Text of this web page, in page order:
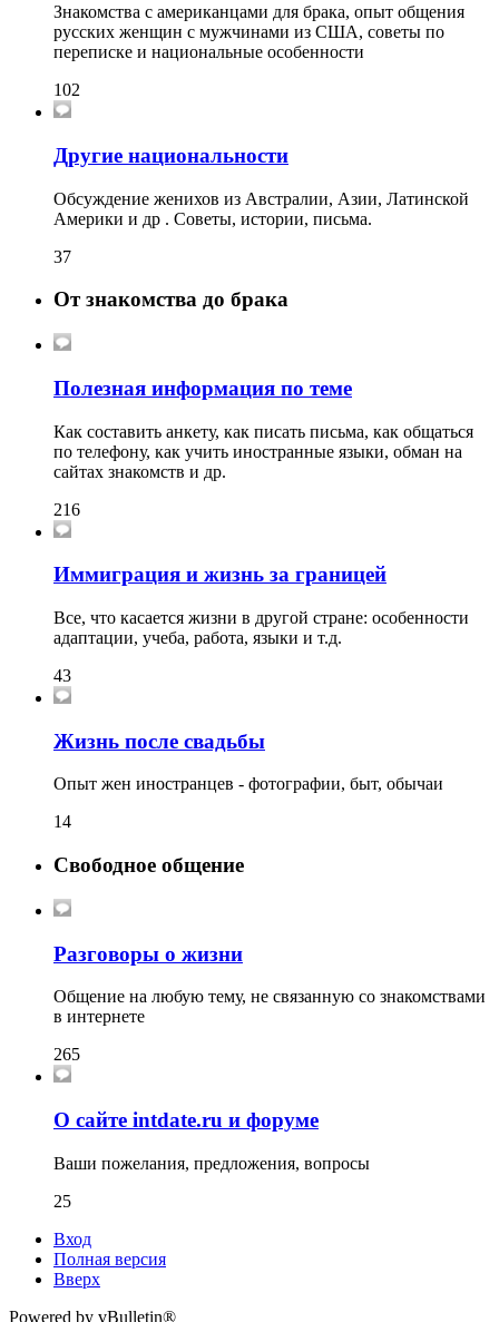
Знакомства с американцами для брака, опыт общения
русских женщин с мужчинами из США, советы по
переписке и национальные особенности
102
Другие национальности
Обсуждение женихов из Австралии, Азии, Латинской
Америки и др . Советы, истории, письма.
37
От знакомства до брака
Полезная информация по теме
Как составить анкету, как писать письма, как общаться
по телефону, как учить иностранные языки, обман на
сайтах знакомств и др.
216
Иммиграция и жизнь за границей
Все, что касается жизни в другой стране: особенности
адаптации, учеба, работа, языки и т.д.
43
Жизнь после свадьбы
Опыт жен иностранцев - фотографии, быт, обычаи
14
Свободное общение
Разговоры о жизни
Общение на любую тему, не связанную со знакомствами
в интернете
265
О сайте intdate.ru и форуме
Ваши пожелания, предложения, вопросы
25
Вход
Полная версия
Вверх
Powered by vBulletin®